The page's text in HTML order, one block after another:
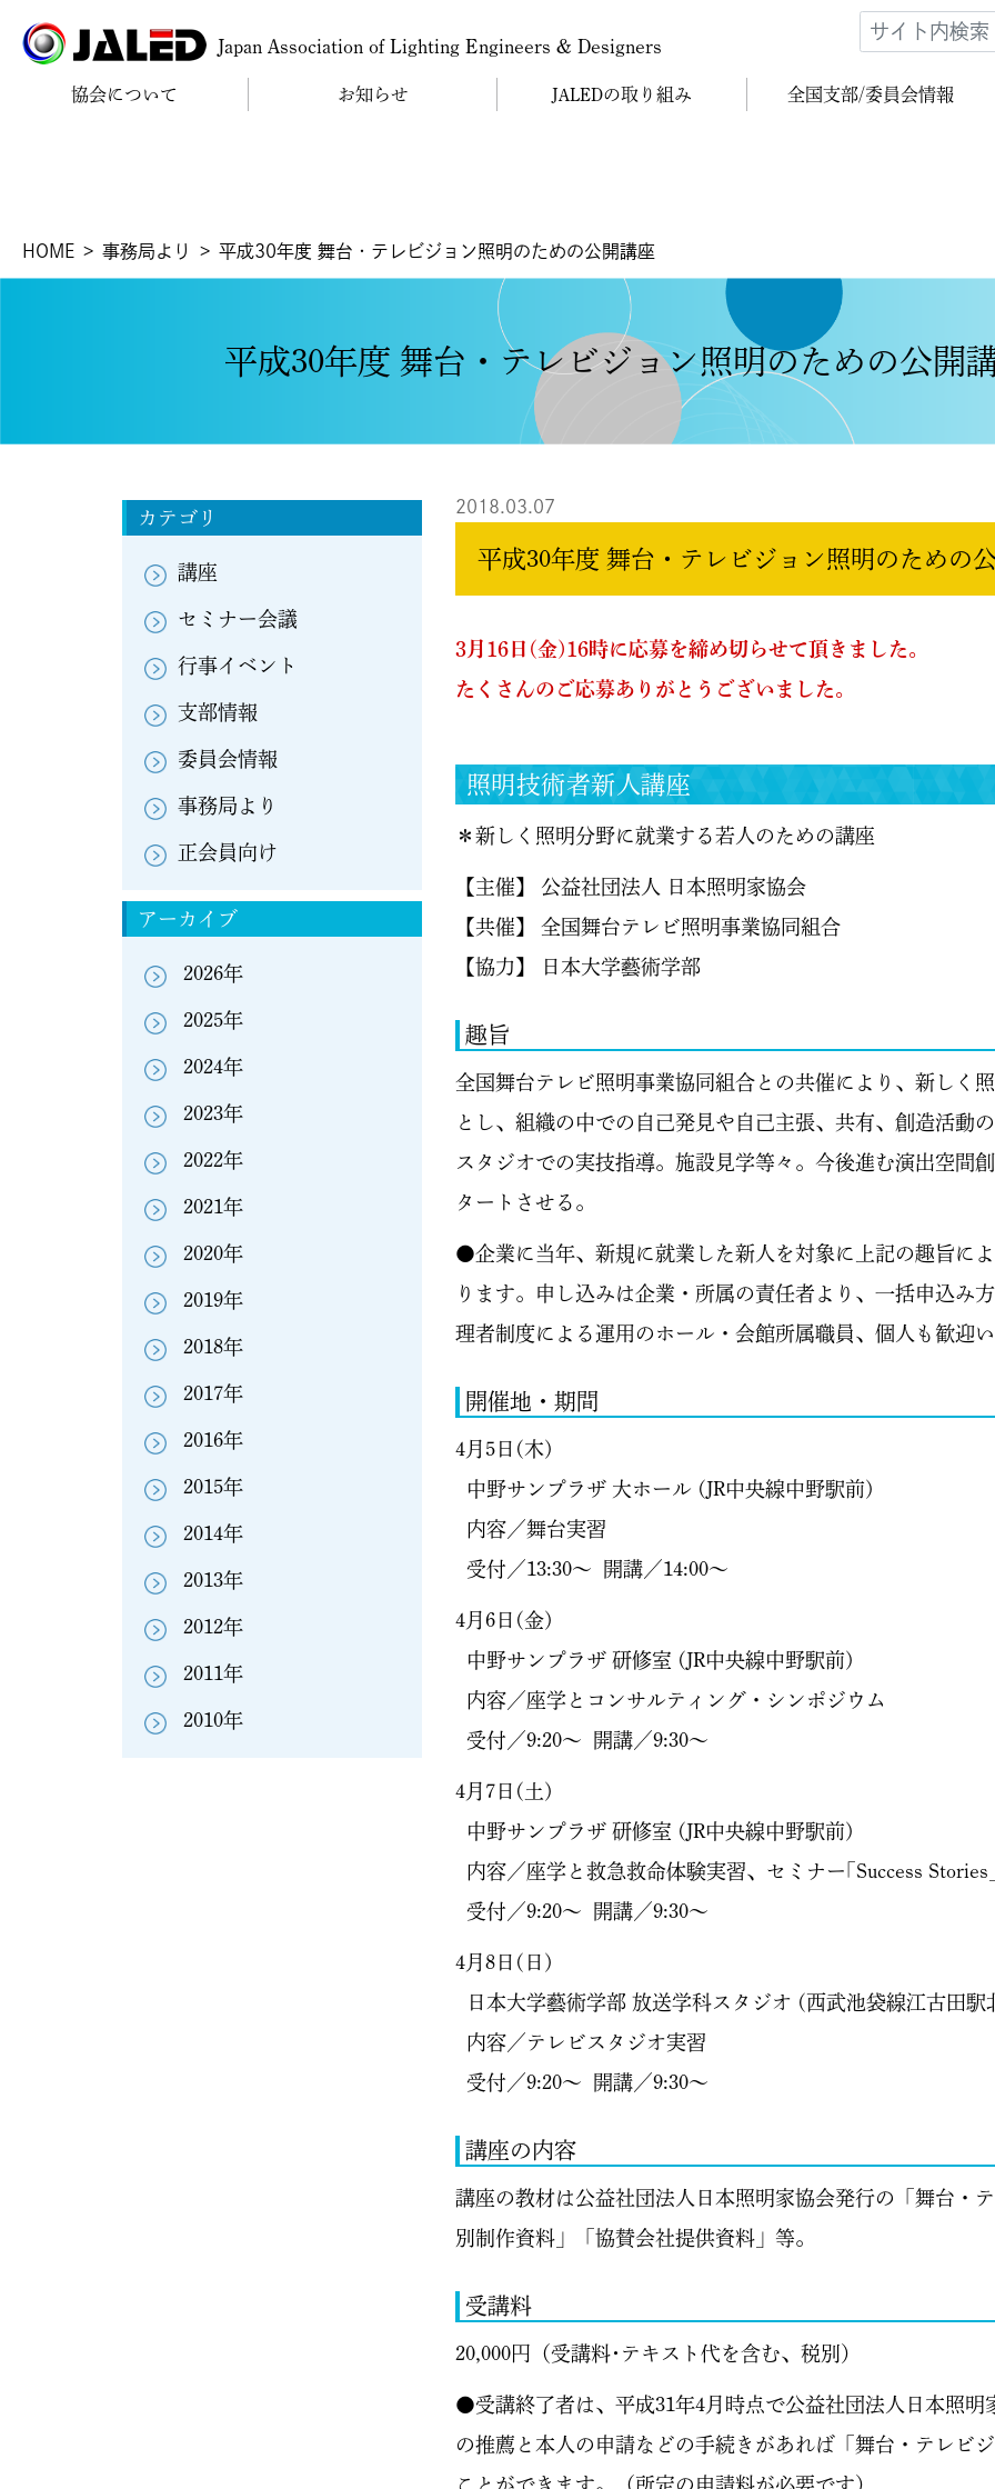
Japan Association of Lighting Engineers & Designers
協会について お知らせ JALEDの取り組み 全国支部/委員会情報
HOME 事務局より 平成30年度 舞台・テレビジョン照明のための公開講座
平成30年度 舞台・テレビジョン照明のための公開
カテゴリ
講座
セミナー会議
行事イベント
支部情報
委員会情報
事務局より
正会員向け
アーカイブ
2026年
2025年
2024年
2023年
2022年
2021年
2020年
2019年
2018年
2017年
2016年
2015年
2014年
2013年
2012年
2011年
2010年
2018.03.07
平成30年度 舞台・テレビジョン照明のための
3月16日(金)16時に応募を締め切らせて頂きました。
たくさんのご応募ありがとうございました。
照明技術者新人講座
＊新しく照明分野に就業する若人のための講座
【主催】 公益社団法人 日本照明家協会
【共催】 全国舞台テレビ照明事業協同組合
【協力】 日本大学藝術学部
趣旨
全国舞台テレビ照明事業協同組合との共催により、新しく
とし、組織の中での自己発見や自己主張、共有、創造活動
スタジオでの実技指導。施設見学等々。今後進む演出空間
タートさせる。
●企業に当年、新規に就業した新人を対象に上記の趣旨に
ります。申し込みは企業・所属の責任者より、一括申込み
理者制度による運用のホール・会館所属職員、個人も歓迎
開催地・期間
4月5日(木)
中野サンプラザ 大ホール (JR中央線中野駅前)
内容／舞台実習
受付／13:30～ 開講／14:00～
4月6日(金)
中野サンプラザ 研修室 (JR中央線中野駅前)
内容／座学とコンサルティング・シンポジウム
受付／9:20～ 開講／9:30～
4月7日(土)
中野サンプラザ 研修室 (JR中央線中野駅前)
内容／座学と救急救命体験実習、セミナー｢Success Stories
受付／9:20～ 開講／9:30～
4月8日(日)
日本大学藝術学部 放送学科スタジオ (西武池袋線江古田駅
内容／テレビスタジオ実習
受付／9:20～ 開講／9:30～
講座の内容
講座の教材は公益社団法人日本照明家協会発行の「舞台・
別制作資料」「協賛会社提供資料」等。
受講料
20,000円 （受講料･テキスト代を含む、税別）
●受講終了者は、平成31年4月時点で公益社団法人日本照
の推薦と本人の申請などの手続きがあれば「舞台・テレビ
ことができます。（所定の申請料が必要です）